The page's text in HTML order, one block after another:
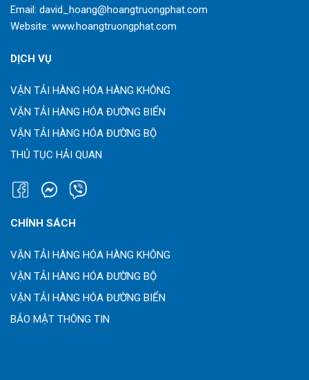
Email: david_hoang@hoangtruongphat.com
Website: www.hoangtruongphat.com
DỊCH VỤ
VẬN TẢI HÀNG HÓA HÀNG KHÔNG
VẬN TẢI HÀNG HÓA ĐƯỜNG BIỂN
VẬN TẢI HÀNG HÓA ĐƯỜNG BỘ
THỦ TỤC HẢI QUAN
CHÍNH SÁCH
VẬN TẢI HÀNG HÓA HÀNG KHÔNG
VẬN TẢI HÀNG HÓA ĐƯỜNG BỘ
VẬN TẢI HÀNG HÓA ĐƯỜNG BIỂN
BẢO MẬT THÔNG TIN